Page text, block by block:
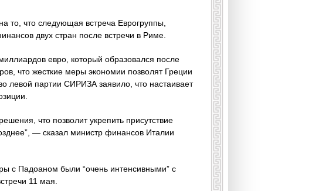
то, что следующая встреча Еврогруппы,
двух стран после встречи в Риме.
евро, который образовался после
что жесткие меры экономии позволят Греции
левой партии СИРИЗА заявило, что настаивает
что позволит укрепить присутствие
— сказал министр финансов Италии
с Падоаном были “очень интенсивными” с
11 мая.